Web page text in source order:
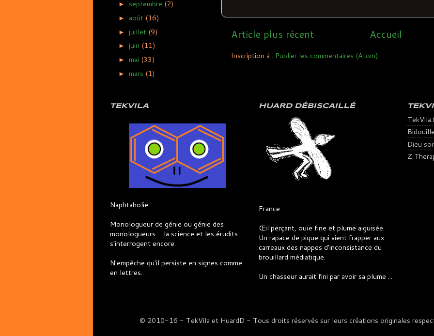
Article plus récent Accueil
Inscription à : Publier les commentaires (Atom)
► septembre (2)
► août (16)
►juillet (9)
►juin (11)
►mai (33)
►mars (1)
TEKVILA
Naphtaholie
Monologueur de génie ou génie des
monologueurs ... la science et les érudits
s'interrogent encore.
N'empêche qu'il persiste en signes comme
en lettres.
.
HUARD DÉBISCAILLÉ
France
Œil perçant, ouïe fine et plume aiguisée.
Un rapace de pique qui vient frapper aux
carreaux des nappes d'inconsistance du
brouillard médiatique.
Un chasseur aurait fini par avoir sa plume ...
Dieu
Z
© 2010-16 - TekVila et HuardD - Tous droits réservés sur leurs créations originales